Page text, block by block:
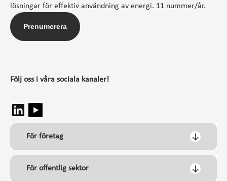
lösningar för effektiv användning av energi. 11 nummer/år.
Prenumerera
Följ oss i våra sociala kanaler!
För företag
För offentlig sektor